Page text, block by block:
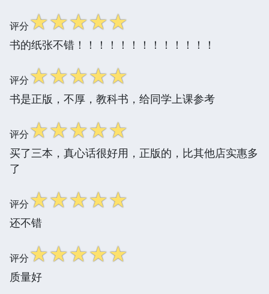
评分☆☆☆☆☆
书的纸张不错！！！！！！！！！！！！！
评分☆☆☆☆☆
书是正版，不厚，教科书，给同学上课参考
评分☆☆☆☆☆
买了三本，真心话很好用，正版的，比其他店实惠多
了
评分☆☆☆☆☆
还不错
评分☆☆☆☆☆
质量好